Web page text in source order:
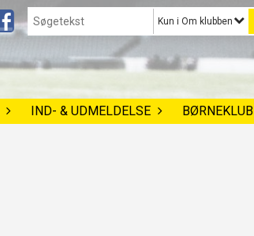
Kun i Om klubben
IND- & UDMELDELSE BØRNEKLUB